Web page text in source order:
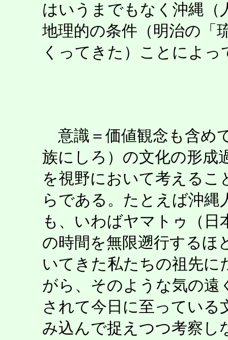
はいうまでもなく沖縄（
地理的の条件（明治の「
くってきた）ことによ
意識＝価値観念も含め
族にしろ）の文化の形成
を視野において考える
らである。たとえば沖縄
も、いわばヤマトゥ（日
の時間を無限遡行するほ
いてきた私たちの祖先に
がら、そのような気の遠
されて今日に至っている
み込んで捉えつつ考察し